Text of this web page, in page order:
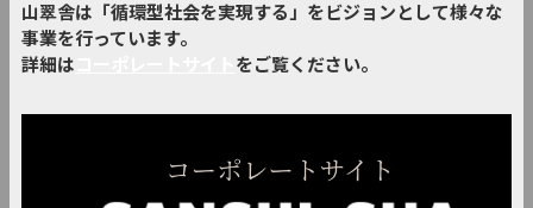
山翠舎は「循環型社会を実現する」をビジョンとして様々な
事業を行っています。
詳細は
をご覧ください。